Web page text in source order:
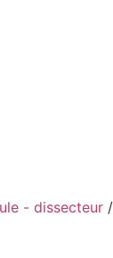
- dissecteur/